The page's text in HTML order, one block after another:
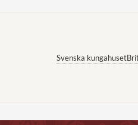
Svenska kungahuset